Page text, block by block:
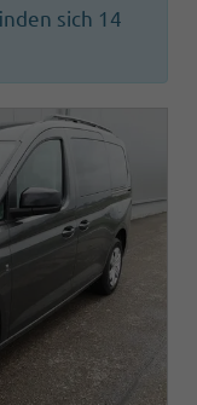
sich 14